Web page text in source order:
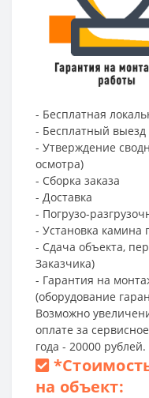
- Бесплатная
- Бесплатный
- Утверждение
осмотра)
- Сборка заказа
- Доставка
- Погрузо-
- Установка камина
- Сдача объекта,
Заказчика)
- Гарантия на
(оборудование
Возможно
оплате за
года - 20000 рублей.
*
на объект: